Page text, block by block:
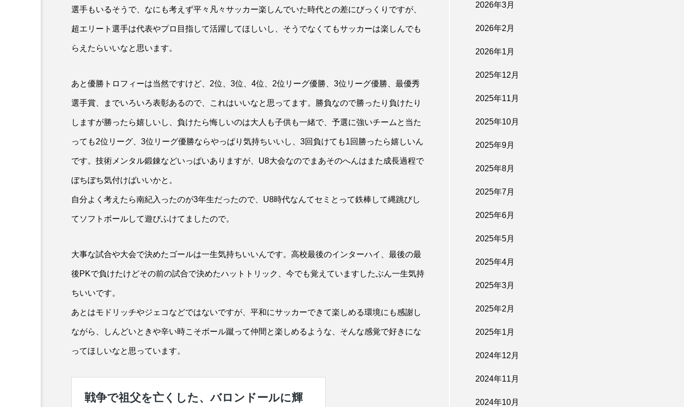
選手もいるそうで、なにも考えず平々凡々サッカー楽しんでいた時代との差にびっくりですが、
超エリート選手は代表やプロ目指して活躍してほしいし、そうでなくてもサッカーは楽しんでも
らえたらいいなと思います。
あと優勝トロフィーは当然ですけど、2位、3位、4位、2位リーグ優勝、3位リーグ優勝、最優秀
選手賞、までいろいろ表彰あるので、これはいいなと思ってます。勝負なので勝ったり負けたり
しますが勝ったら嬉しいし、負けたら悔しいのは大人も子供も一緒で、予選に強いチームと当た
っても2位リーグ、3位リーグ優勝ならやっぱり気持ちいいし、3回負けても1回勝ったら嬉しいん
です。技術メンタル鍛錬などいっぱいありますが、U8大会なのでまあそのへんはまた成長過程で
ぼちぼち気付けばいいかと。
自分よく考えたら南紀入ったのが3年生だったので、U8時代なんてセミとって鉄棒して縄跳びし
てソフトボールして遊びふけてましたので。
大事な試合や大会で決めたゴールは一生気持ちいいんです。高校最後のインターハイ、最後の最
後PKで負けたけどその前の試合で決めたハットトリック、今でも覚えていますしたぶん一生気持
ちいいです。
あとはモドリッチやジェコなどではないですが、平和にサッカーできて楽しめる環境にも感謝し
ながら、しんどいときや辛い時こそボール蹴って仲間と楽しめるような、そんな感覚で好きにな
ってほしいなと思っています。
2026年3月
2026年2月
2026年1月
2025年12月
2025年11月
2025年10月
2025年9月
2025年8月
2025年7月
2025年6月
2025年5月
2025年4月
2025年3月
2025年2月
2025年1月
2024年12月
2024年11月
2024年10月